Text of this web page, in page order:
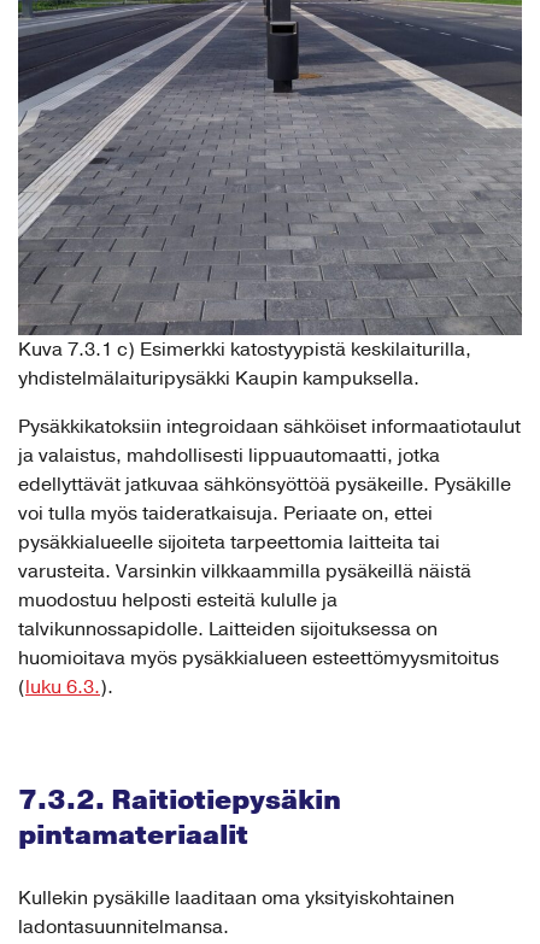
Kuva 7.3.1 c) Esimerkki katostyypistä keskilaiturilla,
yhdistelmälaituripysäkki Kaupin kampuksella.
Pysäkkikatoksiin integroidaan sähköiset informaatiotaulut
ja valaistus, mahdollisesti lippuautomaatti, jotka
edellyttävät jatkuvaa sähkönsyöttöä pysäkeille. Pysäkille
voi tulla myös taideratkaisuja. Periaate on, ettei
pysäkkialueelle sijoiteta tarpeettomia laitteita tai
varusteita. Varsinkin vilkkaammilla pysäkeillä näistä
muodostuu helposti esteitä kululle ja
talvikunnossapidolle. Laitteiden sijoituksessa on
huomioitava myös pysäkkialueen esteettömyysmitoitus
(luku 6.3.).
7.3.2. Raitiotiepysäkin
pintamateriaalit
Kullekin pysäkille laaditaan oma yksityiskohtainen
ladontasuunnitelmansa.